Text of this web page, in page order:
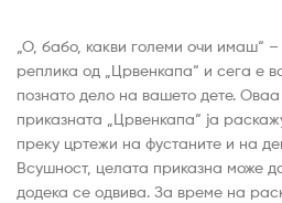
„О, бабо, какви големи очи имаш“ –
реплика од „Црвенкапа“ и сега е
познато дело на вашето дете.
приказната „Црвенкапа“ ја
преку цртежи на фустаните и на
Всушност, целата приказна може
додека се одвива. За време на